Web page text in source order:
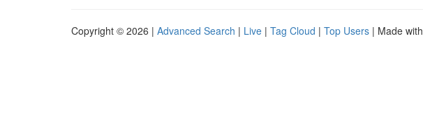
Copyright © 2026 | Advanced Search | Live | Tag Cloud | Top Users | Made with